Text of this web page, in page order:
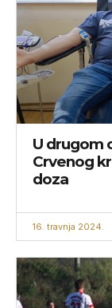
U drugom
Crvenog
doza
16. travnja 2024.